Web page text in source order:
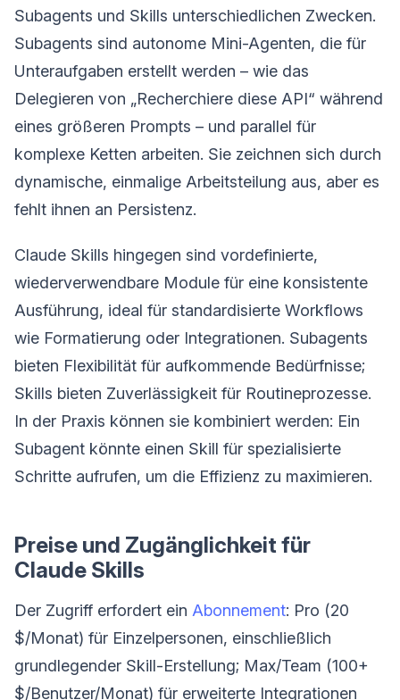
Subagents und Skills unterschiedlichen Zwecken.
Subagents sind autonome Mini-Agenten, die für
Unteraufgaben erstellt werden – wie das
Delegieren von „Recherchiere diese API“ während
eines größeren Prompts – und parallel für
komplexe Ketten arbeiten. Sie zeichnen sich durch
dynamische, einmalige Arbeitsteilung aus, aber es
fehlt ihnen an Persistenz.
Claude Skills hingegen sind vordefinierte,
wiederverwendbare Module für eine konsistente
Ausführung, ideal für standardisierte Workflows
wie Formatierung oder Integrationen. Subagents
bieten Flexibilität für aufkommende Bedürfnisse;
Skills bieten Zuverlässigkeit für Routineprozesse.
In der Praxis können sie kombiniert werden: Ein
Subagent könnte einen Skill für spezialisierte
Schritte aufrufen, um die Effizienz zu maximieren.
Preise und Zugänglichkeit für
Claude Skills
Der Zugriff erfordert ein Abonnement: Pro (20
$/Monat) für Einzelpersonen, einschließlich
grundlegender Skill-Erstellung; Max/Team (100+
$/Benutzer/Monat) für erweiterte Integrationen